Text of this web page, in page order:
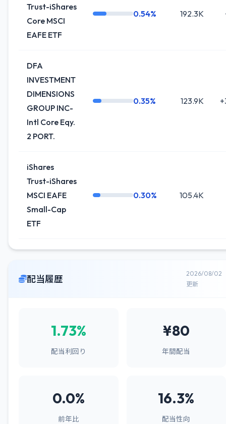
Trust-iShares
Core MSCI
EAFE ETF
0.54% 192.3K
DFA
INVESTMENT
DIMENSIONS
GROUP INC-
Intl Core Eqy.
2 PORT.
0.35% 123.9K
iShares
Trust-iShares
MSCI EAFE
Small-Cap
ETF
0.30% 105.4K
配当履歴
2026/08/02
更新
1.73%
配当利回り
¥80
年間配当
0.0%
前年比
16.3%
配当性向